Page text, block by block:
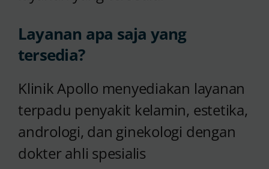
Layanan apa saja yang
tersedia?
Klinik Apollo menyediakan layanan
terpadu penyakit kelamin, estetika,
andrologi, dan ginekologi dengan
dokter ahli spesialis